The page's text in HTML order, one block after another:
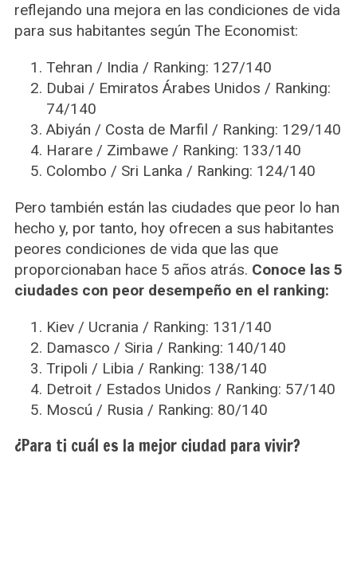
reflejando una mejora en las condiciones de vida
para sus habitantes según The Economist:
Tehran / India / Ranking: 127/140
Dubai / Emiratos Árabes Unidos / Ranking:
74/140
Abiyán / Costa de Marfil / Ranking: 129/140
Harare / Zimbawe / Ranking: 133/140
Colombo / Sri Lanka / Ranking: 124/140
Pero también están las ciudades que peor lo han
hecho y, por tanto, hoy ofrecen a sus habitantes
peores condiciones de vida que las que
proporcionaban hace 5 años atrás. Conoce las 5
ciudades con peor desempeño en el ranking:
Kiev / Ucrania / Ranking: 131/140
Damasco / Siria / Ranking: 140/140
Tripoli / Libia / Ranking: 138/140
Detroit / Estados Unidos / Ranking: 57/140
Moscú / Rusia / Ranking: 80/140
¿Para ti cuál es la mejor ciudad para vivir?
S
e
r
c
h
f
o
r
: